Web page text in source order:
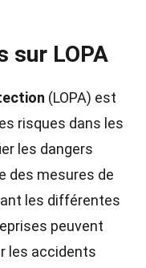
sur LOPA
(LOPA) est
risques dans les
les dangers
des mesures de
les différentes
peuvent
les accidents